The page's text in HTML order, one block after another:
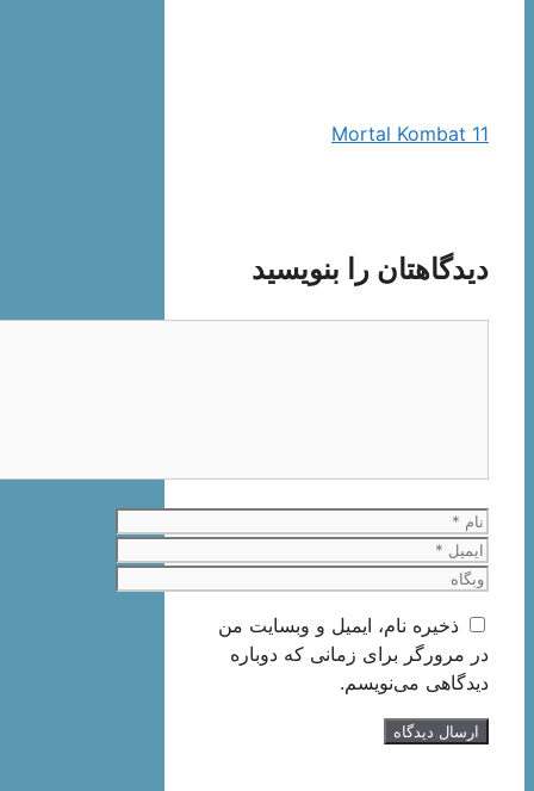
Mortal Kombat 11
دیدگاهتان را بنویسید
نام
ایمیل
وبگاه
ذخیره نام، ایمیل و وبسایت من
در مرورگر برای زمانی که دوباره
دیدگاهی می‌نویسم.